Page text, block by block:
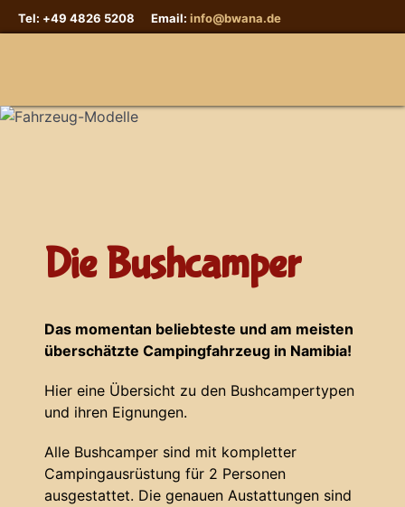
Tel: +49 4826 5208 Email: info@bwana.de
Sprache auswählen
Die Bushcamper
Das momentan beliebteste und am meisten
überschätzte Campingfahrzeug in Namibia!
Hier eine Übersicht zu den Bushcampertypen
und ihren Eignungen.
Alle Bushcamper sind mit kompletter
Campingausrüstung für 2 Personen
ausgestattet. Die genauen Austattungen sind